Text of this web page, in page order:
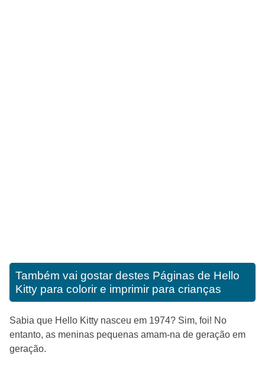
Também vai gostar destes Páginas de Hello
Kitty para colorir e imprimir para crianças
Sabia que Hello Kitty nasceu em 1974? Sim, foi! No
entanto, as meninas pequenas amam-na de geração em
geração.